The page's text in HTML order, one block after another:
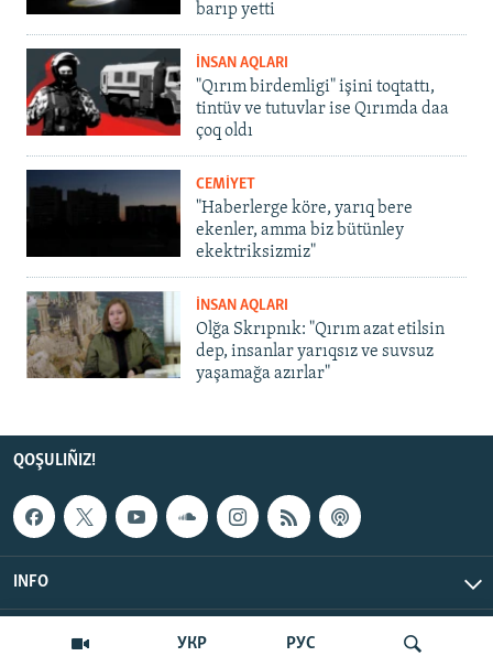
УКР РУС
barıp yetti
İNSAN AQLARI
"Qırım birdemligi" işini toqtattı,
tintüv ve tutuvlar ise Qırımda daa
çoq oldı
CEMİYET
"Haberlerge köre, yarıq bere
ekenler, amma biz bütünley
ekektriksizmiz"
İNSAN AQLARI
Olğa Skrıpnık: "Qırım azat etilsin
dep, insanlar yarıqsız ve suvsuz
yaşamağa azırlar"
QOŞULIÑIZ!
INFO
© Qırım.Aqiqat, 2026 | All Rights Reserved.